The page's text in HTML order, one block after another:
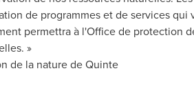
de programmes et de services qui
permettra à l'Office de protection
»
de la nature de Quinte